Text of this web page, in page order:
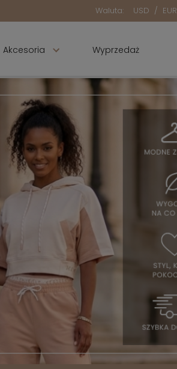
Waluta: USD / EUR
Akcesoria Wyprzedaż